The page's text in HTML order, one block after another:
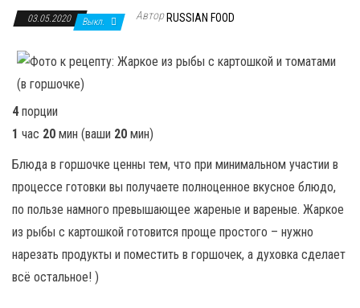
03.05.2020 Выкл. Автор RUSSIAN FOOD
4 порции
1 час 20 мин (ваши 20 мин)
Блюда в горшочке ценны тем, что при минимальном участии в
процессе готовки вы получаете полноценное вкусное блюдо,
по пользе намного превышающее жареные и вареные. Жаркое
из рыбы с картошкой готовится проще простого – нужно
нарезать продукты и поместить в горшочек, а духовка сделает
всё остальное! )